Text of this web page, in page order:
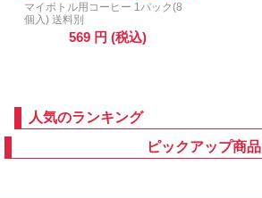
マイボトル用コーヒー 1パック(8
個入) 送料別
569 円 (税込)
人気のランキング
ピックアップ商品